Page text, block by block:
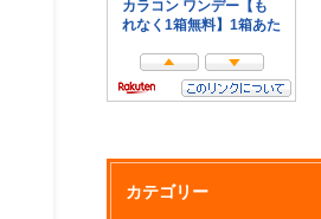
カテゴリー